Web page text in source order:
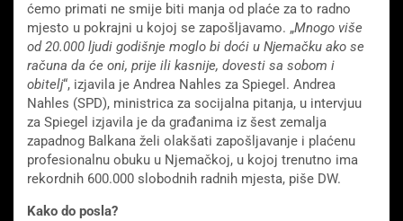
ćemo primati ne smije biti manja od plaće za to radno
mjesto u pokrajni u kojoj se zapošljavamo. „Mnogo više
od 20.000 ljudi godišnje moglo bi doći u Njemačku ako se
računa da će oni, prije ili kasnije, dovesti sa sobom i
obitelj“, izjavila je Andrea Nahles za Spiegel. Andrea
Nahles (SPD), ministrica za socijalna pitanja, u intervjuu
za Spiegel izjavila je da građanima iz šest zemalja
zapadnog Balkana želi olakšati zapošljavanje i plaćenu
profesionalnu obuku u Njemačkoj, u kojoj trenutno ima
rekordnih 600.000 slobodnih radnih mjesta, piše DW.
Kako do posla?